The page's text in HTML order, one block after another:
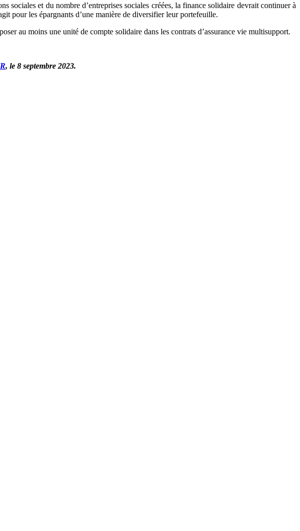
sociales et du nombre d’entreprises sociales créées, la finance solidaire devrait continuer à
pour les épargnants d’une manière de diversifier leur portefeuille.
au moins une unité de compte solidaire dans les contrats d’assurance vie multisupport.
, le 8 septembre 2023.